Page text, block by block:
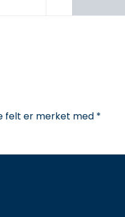
felt er merket med *